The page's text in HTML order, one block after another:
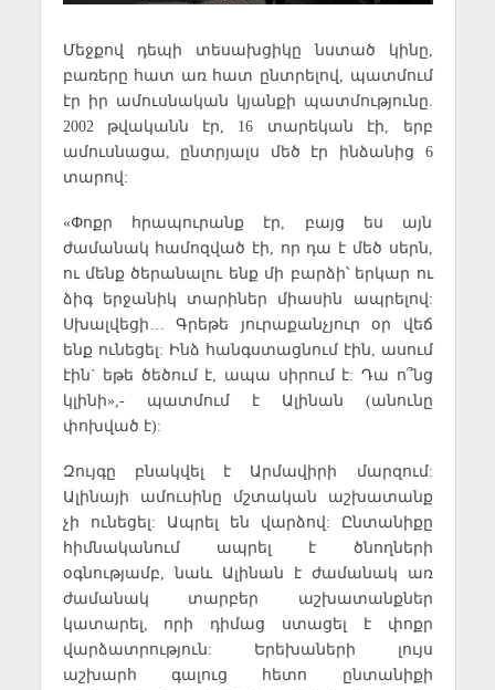
Մեջքով դեպի տեսախցիկը նստած կինը,
բառերը հատ առ հատ ընտրելով, պատմում
էր իր ամուսնական կյանքի պատմությունը.
2002 թվականն էր, 16 տարեկան էի, երբ
ամուսնացա, ընտրյալս մեծ էր ինձանից 6
տարով:
«Փոքր հրապուրանք էր, բայց ես այն
ժամանակ համոզված էի, որ դա է մեծ սերն,
ու մենք ծերանալու ենք մի բարձի՝ երկար ու
ձիգ երջանիկ տարիներ միասին ապրելով:
Սխալվեցի… Գրեթե յուրաքանչյուր օր վեճ
ենք ունեցել: Ինձ հանգստացնում էին, ասում
էին` եթե ծեծում է, ապա սիրում է: Դա ո՞նց
կլինի»,- պատմում է Ալինան (անունը
փոխված է):
Զույգը բնակվել է Արմավիրի մարզում:
Ալինայի ամուսինը մշտական աշխատանք
չի ունեցել: Ապրել են վարձով: Ընտանիքը
հիմնականում ապրել է ծնողների
օգնությամբ, նաև Ալինան է ժամանակ առ
ժամանակ տարբեր աշխատանքներ
կատարել, որի դիմաց ստացել է փոքր
վարձատրություն: Երեխաների լույս
աշխարհ գալուց հետո ընտանիքի